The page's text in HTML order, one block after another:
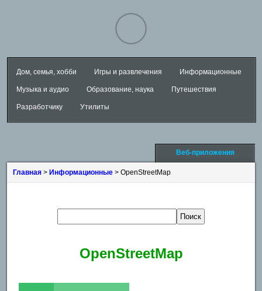
Дом, семья, хобби Игры и развлечения Информационные
Музыка и аудио Образование, наука Путешествия
Разработчику Утилиты
Веб-приложения
Главная > Информационные > OpenStreetMap
OpenStreetMap